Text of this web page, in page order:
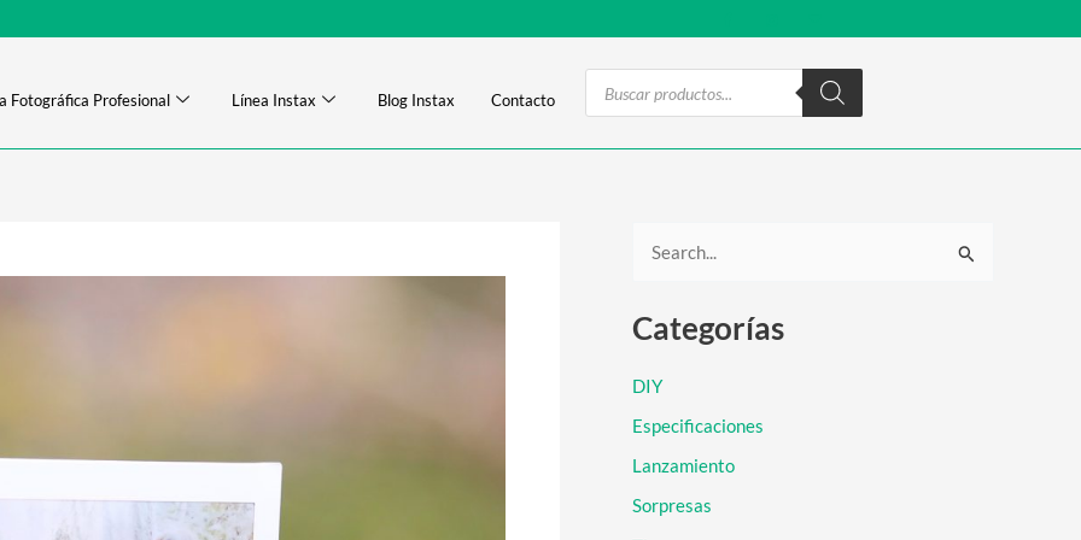
Fotográfica Profesional Línea Instax Blog Instax Contacto
Products
search
s
r
p
o
Categorías
DIY
Especificaciones
Lanzamiento
Sorpresas